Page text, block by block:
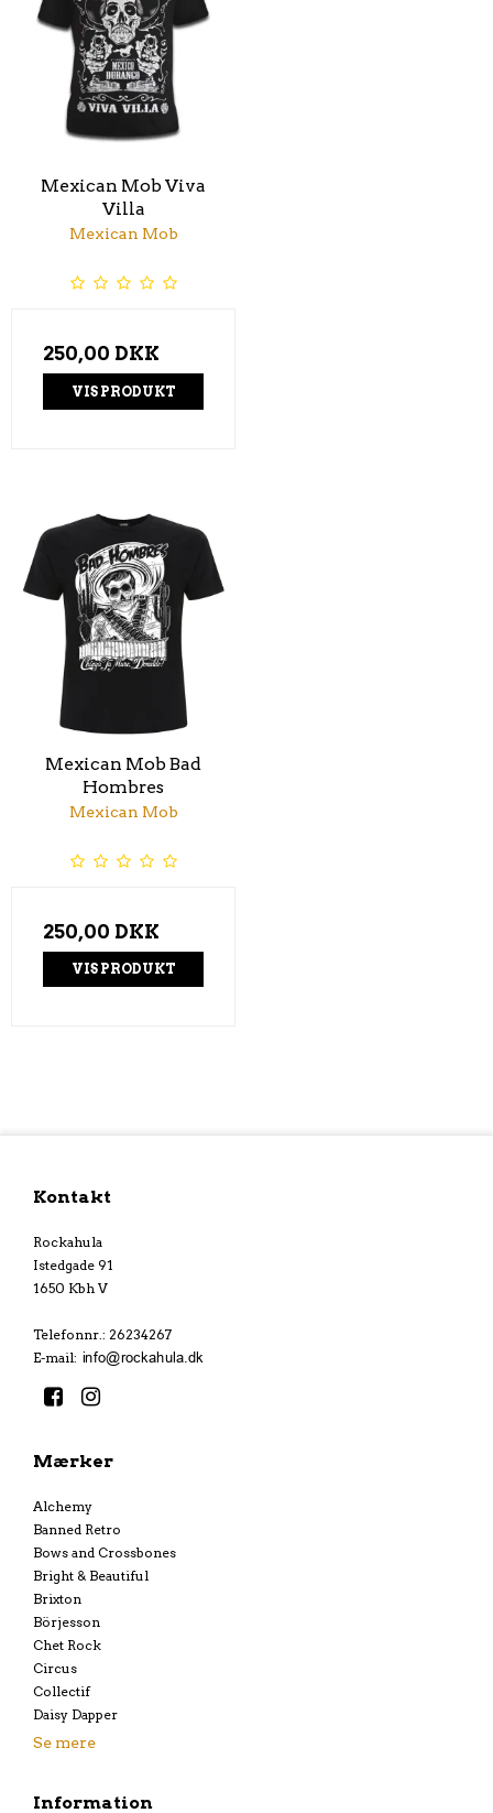
Mexican Mob Viva
Villa
Mexican Mob
250,00 DKK
VIS PRODUKT
Mexican Mob Bad
Hombres
Mexican Mob
250,00 DKK
VIS PRODUKT
Kontakt
Rockahula
Istedgade 91
1650 Kbh V
Telefonnr. : 26234267
E-mail:
Mærker
Alchemy
Banned Retro
Bows and Crossbones
Bright & Beautiful
Brixton
Börjesson
Chet Rock
Circus
Collectif
Daisy Dapper
Se mere
Information